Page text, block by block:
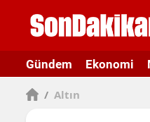
Gündem Ekonomi
/ Altın